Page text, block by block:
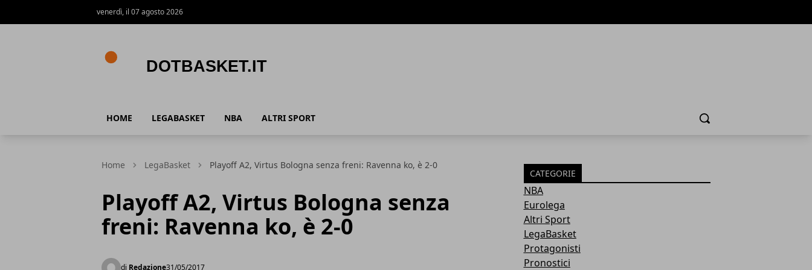
venerdì, il 07 agosto 2026
HOME LEGABASKET NBA ALTRI SPORT Cerca
Home LegaBasket Playoff A2, Virtus Bologna senza freni: Ravenna ko, è 2-0
Playoff A2, Virtus Bologna senza
freni: Ravenna ko, è 2-0
di Redazione31/05/2017
CATEGORIE
NBA
Eurolega
Altri Sport
LegaBasket
Protagonisti
Pronostici